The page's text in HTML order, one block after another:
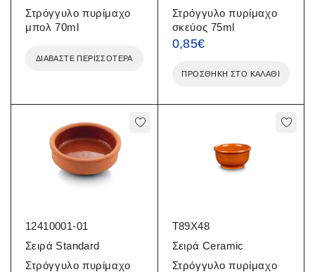
Στρόγγυλο πυρίμαχο
μπολ 70ml
ΔΙΑΒΆΣΤΕ ΠΕΡΙΣΣΌΤΕΡΑ
Στρόγγυλο πυρίμαχο
σκεύος 75ml
0,85€
ΠΡΟΣΘΉΚΗ ΣΤΟ ΚΑΛΆΘΙ
12410001-01
Σειρά Standard
Στρόγγυλο πυρίμαχο
T89X48
Σειρά Ceramic
Στρόγγυλο πυρίμαχο